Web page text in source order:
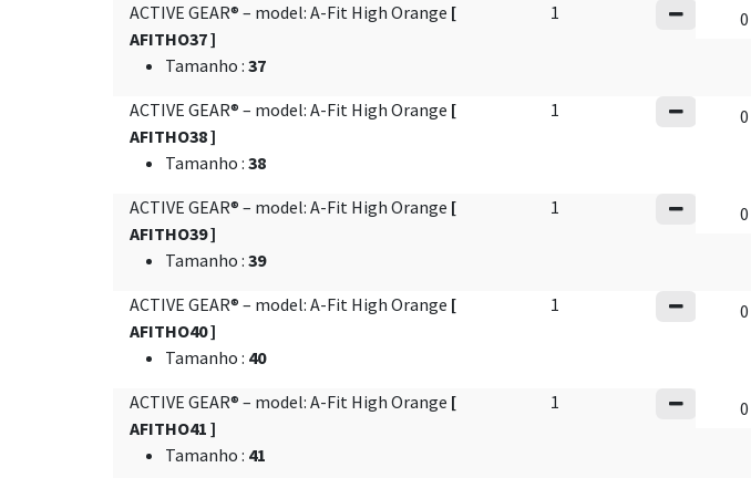
ACTIVE GEAR® – model: A-Fit High Orange [
AFITHO37 ]
Tamanho : 37
1
ACTIVE GEAR® – model: A-Fit High Orange [
AFITHO38 ]
Tamanho : 38
1
ACTIVE GEAR® – model: A-Fit High Orange [
AFITHO39 ]
Tamanho : 39
1
ACTIVE GEAR® – model: A-Fit High Orange [
AFITHO40 ]
Tamanho : 40
1
ACTIVE GEAR® – model: A-Fit High Orange [
AFITHO41 ]
Tamanho : 41
1